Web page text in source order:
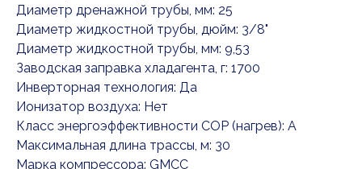
Диаметр дренажной трубы, мм: 25
Диаметр жидкостной трубы, дюйм: 3/8"
Диаметр жидкостной трубы, мм: 9,53
Заводская заправка хладагента, г: 1700
Инверторная технология: Да
Ионизатор воздуха: Нет
Класс энергоэффективности COP (нагрев): A
Максимальная длина трассы, м: 30
Марка компрессора: GMCC